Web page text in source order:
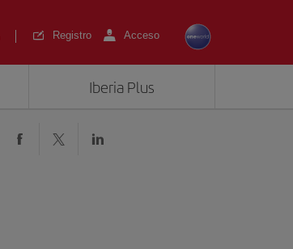
Registro Acceso
Iberia Plus